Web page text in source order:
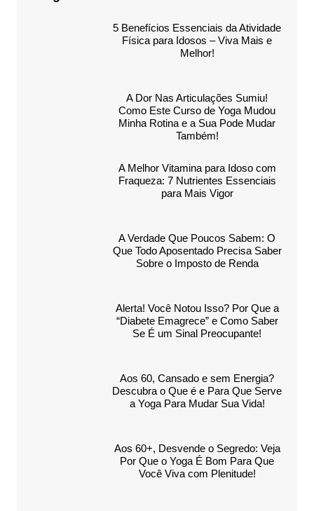
5 Benefícios Essenciais da Atividade
Física para Idosos – Viva Mais e
Melhor!
A Dor Nas Articulações Sumiu!
Como Este Curso de Yoga Mudou
Minha Rotina e a Sua Pode Mudar
Também!
A Melhor Vitamina para Idoso com
Fraqueza: 7 Nutrientes Essenciais
para Mais Vigor
A Verdade Que Poucos Sabem: O
Que Todo Aposentado Precisa Saber
Sobre o Imposto de Renda
Alerta! Você Notou Isso? Por Que a
“Diabete Emagrece” e Como Saber
Se É um Sinal Preocupante!
Aos 60, Cansado e sem Energia?
Descubra o Que é e Para Que Serve
a Yoga Para Mudar Sua Vida!
Aos 60+, Desvende o Segredo: Veja
Por Que o Yoga É Bom Para Que
Você Viva com Plenitude!